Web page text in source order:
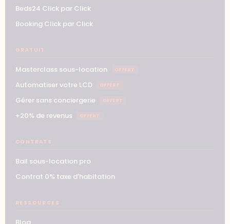
Beds24 Click par Click
Booking Click par Click
GRATUIT
Masterclass sous-location OFFERT
Automatiser votre LCD OFFERT
Gérer sans conciergerie OFFERT
+20% de revenus OFFERT
CONTRATS
Bail sous-location pro
Contrat 0% taxe d'habitation
RESSOURCES